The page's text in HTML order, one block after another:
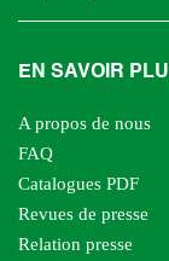
EN SAVOIR
A propos de nous
FAQ
Catalogues PDF
Revues de presse
Relation presse